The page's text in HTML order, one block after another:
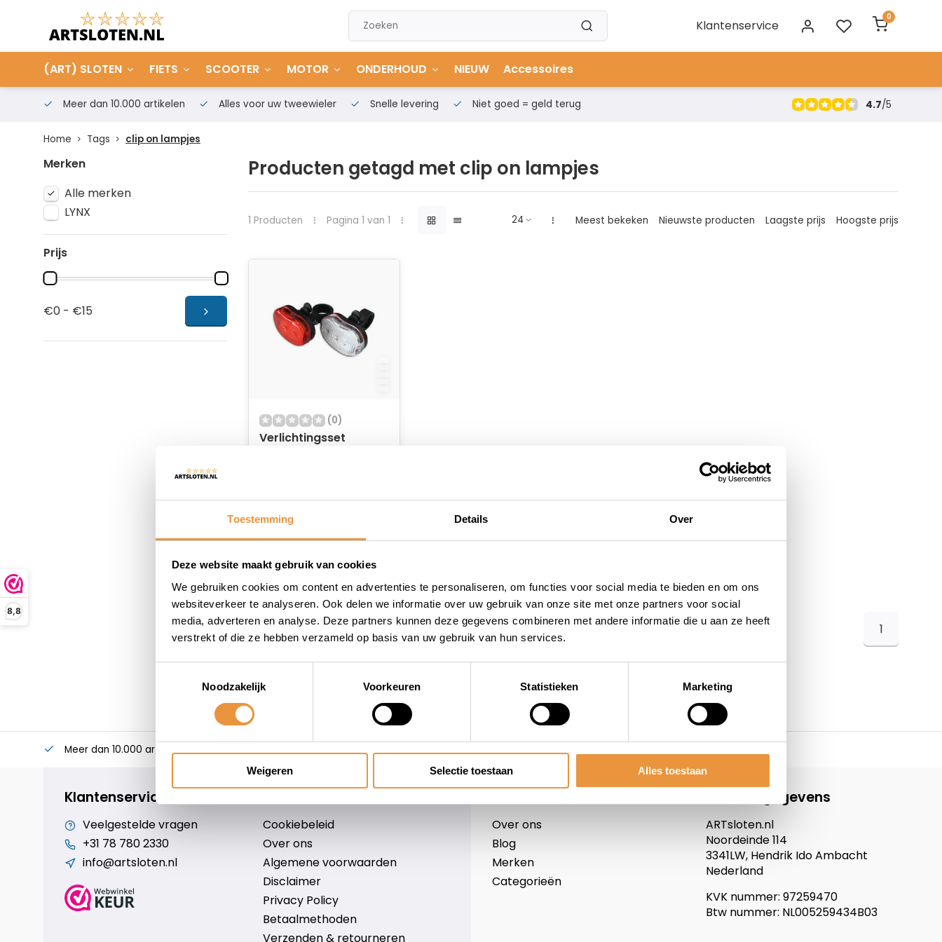
Toestemming Details Over
Deze website maakt gebruik van cookies
We gebruiken cookies om content en advertenties te personaliseren, om functies voor social media te bieden en om ons
websiteverkeer te analyseren. Ook delen we informatie over uw gebruik van onze site met onze partners voor social
media, adverteren en analyse. Deze partners kunnen deze gegevens combineren met andere informatie die u aan ze heeft
verstrekt of die ze hebben verzameld op basis van uw gebruik van hun services.
Noodzakelijk
Voorkeuren Statistieken Marketing
Weigeren Selectie toestaan Alles toestaan
8,8
Klantenservice
0
(ART) SLOTEN FIETS SCOOTER MOTOR ONDERHOUD NIEUW Accessoires
Meer dan 10.000 artikelen Alles voor uw tweewieler Snelle levering Niet goed = geld terug 4.7/5
Home Tags clip on lampjes
Merken
Alle merken
LYNX
Prijs
€0 - €15
Producten getagd met clip on lampjes
1 Producten Pagina 1 van 1 Meest bekeken Nieuwste producten Laagste prijs Hoogste prijs
(0)
Verlichtingsset
10,95
1
Meer dan 10.000 artikelen Alles voor uw tweewieler Snelle levering Niet goed = geld terug
Klantenservice
Veelgestelde vragen
+31 78 780 2330
info@artsloten.nl
Cookiebeleid
Over ons
Algemene voorwaarden
Disclaimer
Privacy Policy
Betaalmethoden
Verzenden & retourneren
Over ons
Blog
Merken
Categorieën
Contactgegevens
ARTsloten.nl
Noordeinde 114
3341LW, Hendrik Ido Ambacht
Nederland
KVK nummer: 97259470
Btw nummer: NL005259434B03